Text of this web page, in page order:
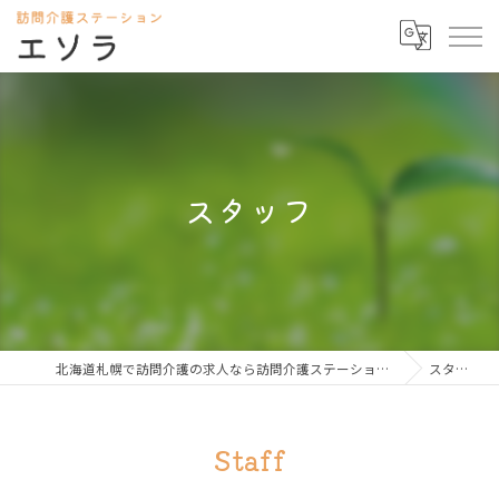
スタッフ
北海道札幌で訪問介護の求人なら訪問介護ステーション エソラ スタッフ
Staff